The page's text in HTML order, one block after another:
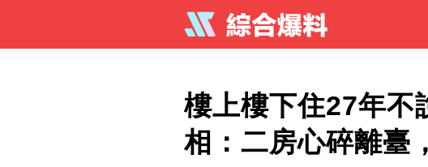
樓上樓下住27年不
相：二房心碎離臺